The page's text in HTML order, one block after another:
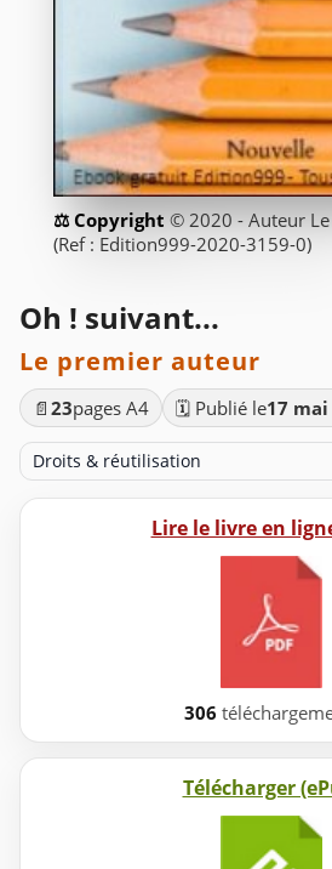
© 2020 - Auteur
(Ref : Edition999-2020-3159-0)
Oh ! suivant...
Le premier auteur
📄 23pages A4 🗓️ Publié le17 mai
Droits & réutilisation
Lire le livre en
306
Télécharger